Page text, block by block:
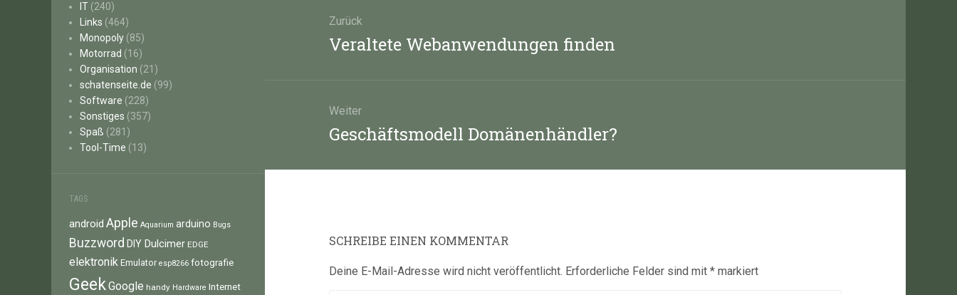
IT (240)
Links (464)
Monopoly (85)
Motorrad (16)
Organisation (21)
schatenseite.de (99)
Software (228)
Sonstiges (357)
Spaß (281)
Tool-Time (13)
TAGS
android Apple Aquarium arduino Bugs
Buzzword DIY Dulcimer EDGE
elektronik Emulator esp8266 fotografie
GeekGoogle handy Hardware Internet
Zurück
Vorheriger
Veraltete Webanwendungen finden
Weiter
Nächster
Geschäftsmodell Domänenhändler?
SCHREIBE EINEN KOMMENTAR
Deine E-Mail-Adresse wird nicht veröffentlicht. Erforderliche Felder sind mit * markiert